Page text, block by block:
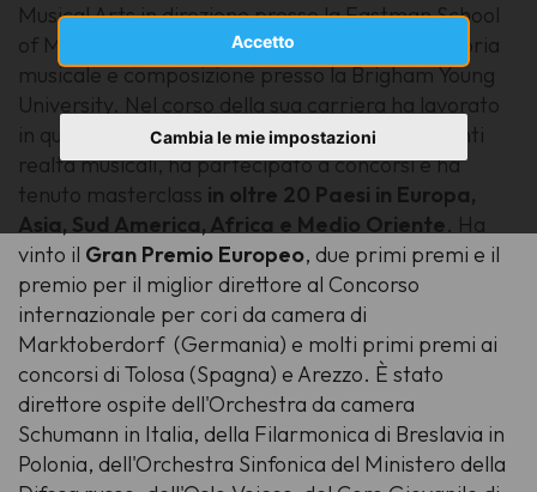
Accetto
Cambia le mie impostazioni
Musical Arts in direzione presso la Eastman School
of Music e il diploma in flauto e una laurea in teoria
musicale e composizione presso la Brigham Young
University. Nel corso della sua carriera ha lavorato
in qualità di direttore ospite in diverse importanti
realtà musicali, ha partecipato a concorsi e ha
tenuto masterclass in oltre 20 Paesi in Europa,
Asia, Sud America, Africa e Medio Oriente. Ha
vinto il Gran Premio Europeo, due primi premi e il
premio per il miglior direttore al Concorso
internazionale per cori da camera di
Marktoberdorf (Germania) e molti primi premi ai
concorsi di Tolosa (Spagna) e Arezzo. È stato
direttore ospite dell'Orchestra da camera
Schumann in Italia, della Filarmonica di Breslavia in
Polonia, dell'Orchestra Sinfonica del Ministero della